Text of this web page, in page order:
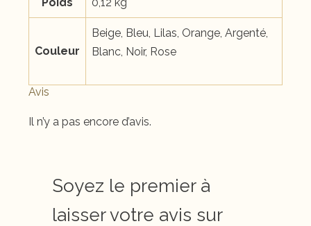
Couleur
Beige, Bleu, Lilas, Orange, Argenté,
Blanc, Noir, Rose
Avis
Il n’y a pas encore d’avis.
Soyez le premier à
laisser votre avis sur